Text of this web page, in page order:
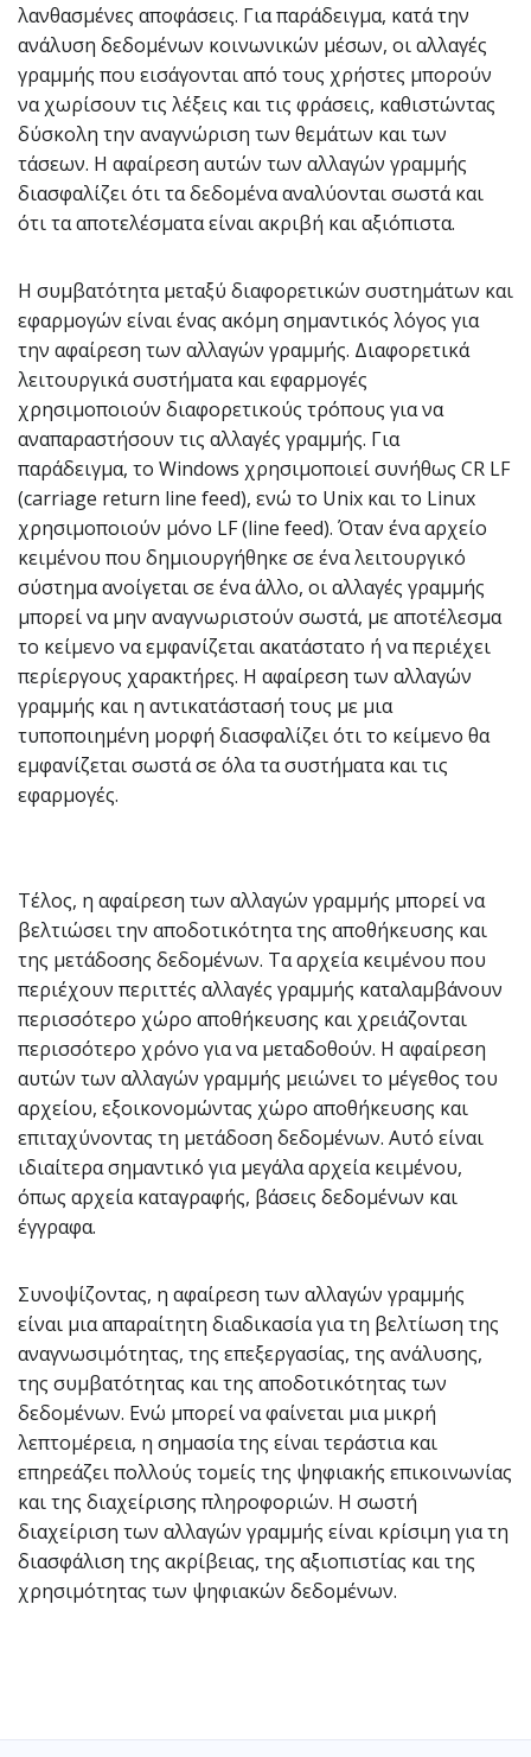
λανθασμένες αποφάσεις. Για παράδειγμα, κατά την
ανάλυση δεδομένων κοινωνικών μέσων, οι αλλαγές
γραμμής που εισάγονται από τους χρήστες μπορούν
να χωρίσουν τις λέξεις και τις φράσεις, καθιστώντας
δύσκολη την αναγνώριση των θεμάτων και των
τάσεων. Η αφαίρεση αυτών των αλλαγών γραμμής
διασφαλίζει ότι τα δεδομένα αναλύονται σωστά και
ότι τα αποτελέσματα είναι ακριβή και αξιόπιστα.
Η συμβατότητα μεταξύ διαφορετικών συστημάτων και
εφαρμογών είναι ένας ακόμη σημαντικός λόγος για
την αφαίρεση των αλλαγών γραμμής. Διαφορετικά
λειτουργικά συστήματα και εφαρμογές
χρησιμοποιούν διαφορετικούς τρόπους για να
αναπαραστήσουν τις αλλαγές γραμμής. Για
παράδειγμα, το Windows χρησιμοποιεί συνήθως CR LF
(carriage return line feed), ενώ το Unix και το Linux
χρησιμοποιούν μόνο LF (line feed). Όταν ένα αρχείο
κειμένου που δημιουργήθηκε σε ένα λειτουργικό
σύστημα ανοίγεται σε ένα άλλο, οι αλλαγές γραμμής
μπορεί να μην αναγνωριστούν σωστά, με αποτέλεσμα
το κείμενο να εμφανίζεται ακατάστατο ή να περιέχει
περίεργους χαρακτήρες. Η αφαίρεση των αλλαγών
γραμμής και η αντικατάστασή τους με μια
τυποποιημένη μορφή διασφαλίζει ότι το κείμενο θα
εμφανίζεται σωστά σε όλα τα συστήματα και τις
εφαρμογές.
Τέλος, η αφαίρεση των αλλαγών γραμμής μπορεί να
βελτιώσει την αποδοτικότητα της αποθήκευσης και
της μετάδοσης δεδομένων. Τα αρχεία κειμένου που
περιέχουν περιττές αλλαγές γραμμής καταλαμβάνουν
περισσότερο χώρο αποθήκευσης και χρειάζονται
περισσότερο χρόνο για να μεταδοθούν. Η αφαίρεση
αυτών των αλλαγών γραμμής μειώνει το μέγεθος του
αρχείου, εξοικονομώντας χώρο αποθήκευσης και
επιταχύνοντας τη μετάδοση δεδομένων. Αυτό είναι
ιδιαίτερα σημαντικό για μεγάλα αρχεία κειμένου,
όπως αρχεία καταγραφής, βάσεις δεδομένων και
έγγραφα.
Συνοψίζοντας, η αφαίρεση των αλλαγών γραμμής
είναι μια απαραίτητη διαδικασία για τη βελτίωση της
αναγνωσιμότητας, της επεξεργασίας, της ανάλυσης,
της συμβατότητας και της αποδοτικότητας των
δεδομένων. Ενώ μπορεί να φαίνεται μια μικρή
λεπτομέρεια, η σημασία της είναι τεράστια και
επηρεάζει πολλούς τομείς της ψηφιακής επικοινωνίας
και της διαχείρισης πληροφοριών. Η σωστή
διαχείριση των αλλαγών γραμμής είναι κρίσιμη για τη
διασφάλιση της ακρίβειας, της αξιοπιστίας και της
χρησιμότητας των ψηφιακών δεδομένων.